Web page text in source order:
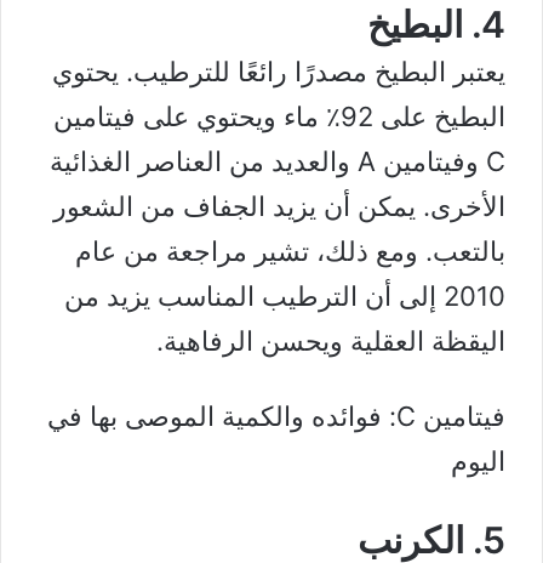
4. البطيخ
يعتبر البطيخ مصدرًا رائعًا للترطيب. يحتوي
البطيخ على 92٪ ماء ويحتوي على فيتامين
C وفيتامين A والعديد من العناصر الغذائية
الأخرى. يمكن أن يزيد الجفاف من الشعور
بالتعب. ومع ذلك، تشير مراجعة من عام
2010 إلى أن الترطيب المناسب يزيد من
اليقظة العقلية ويحسن الرفاهية.
فيتامين C: فوائده والكمية الموصى بها في
اليوم
5. الكرنب